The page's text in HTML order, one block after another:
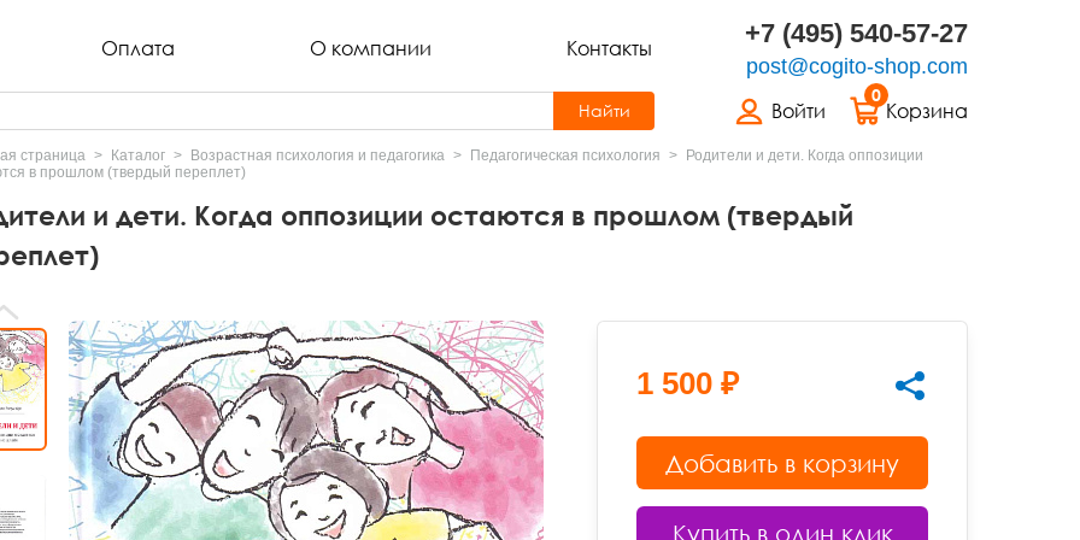
Оплата О компании Контакты +7 (495) 540-57-27
post@cogito-shop.com
Войти
0
Корзина
Найти
страница Каталог Возрастная психология и педагогика Педагогическая психология
Родители и дети. Когда оппозиции
в прошлом (твердый переплет)
и дети. Когда оппозиции остаются в прошлом (твердый
1 500 ₽
Добавить в корзину
Купить в один клик